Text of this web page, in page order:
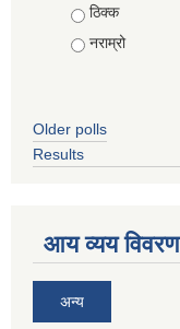
ठिक्क
नराम्रो
Older polls
Results
आय व्यय विवरण
अन्य